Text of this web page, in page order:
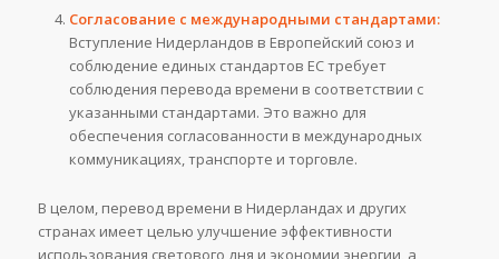
Согласование с международными стандартами:
Вступление Нидерландов в Европейский союз и
соблюдение единых стандартов ЕС требует
соблюдения перевода времени в соответствии с
указанными стандартами. Это важно для
обеспечения согласованности в международных
коммуникациях, транспорте и торговле.
В целом, перевод времени в Нидерландах и других
странах имеет целью улучшение эффективности
использования светового дня и экономии энергии, а